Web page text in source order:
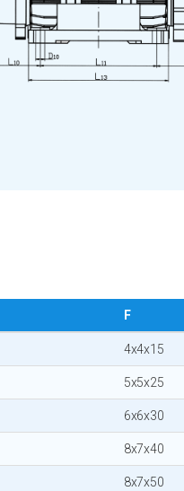
F
4x4x15
5x5x25
6x6x30
8x7x40
8x7x50